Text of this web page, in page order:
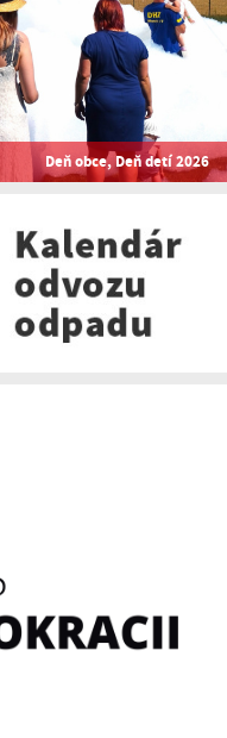
Deň obce, Deň detí 2026